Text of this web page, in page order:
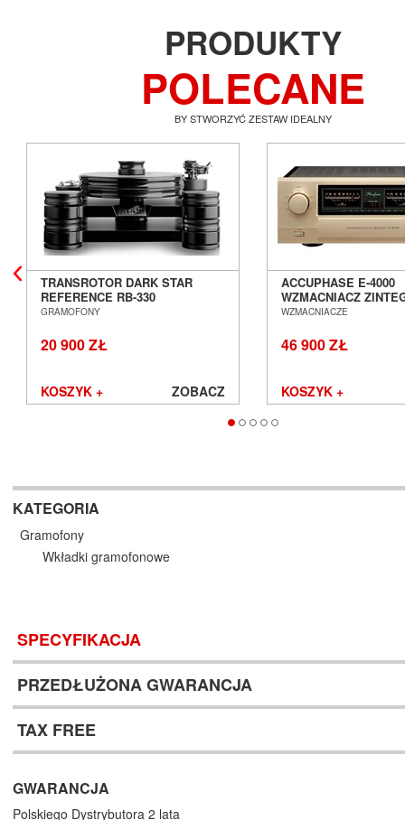
PRODUKTY
POLECANE
BY STWORZYĆ ZESTAW IDEALNY
TRANSROTOR DARK STAR
REFERENCE RB-330
GRAMOFON ANALOGOWY
GRAMOFONY
20 900 ZŁ
KOSZYK + ZOBACZ
ACCUPHASE E-4000
WZMACNIACZ
SALON POZNAŃ
WZMACNIACZE
46 900 ZŁ
KOSZYK +
KATEGORIA
Gramofony
Wkładki gramofonowe
SPECYFIKACJA
PRZEDŁUŻONA GWARANCJA
TAX FREE
GWARANCJA
Polskiego Dystrybutora 2 lata